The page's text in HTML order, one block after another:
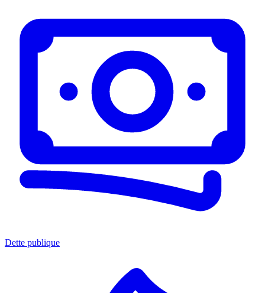
Dette publique